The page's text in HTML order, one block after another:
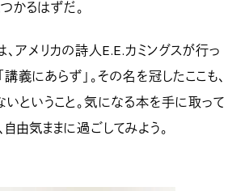
かるはずだ。
、アメリカの詩人E.E.カミングスが行っ
義にあらず」。その名を冠したここも、
ということ。気になる本を手に取って
由気ままに過ごしてみよう。